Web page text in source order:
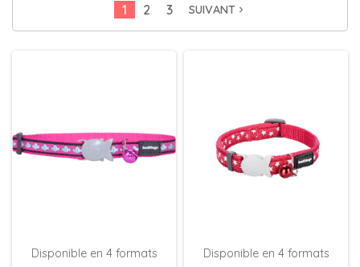
1
2 3 SUIVANTnavigate_next
Disponible en 4 formats Disponible en 4 formats